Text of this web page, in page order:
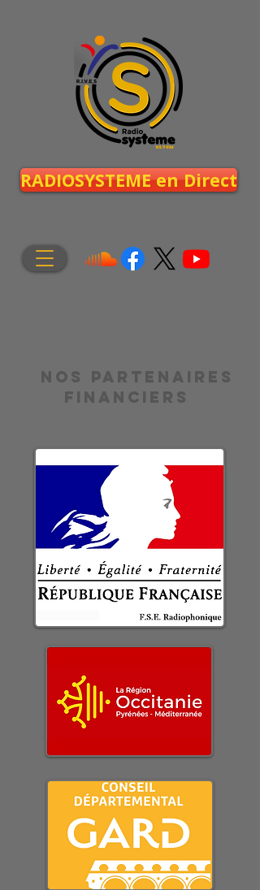
RADIOSYSTEME en Direct
Nos partenaires
financiers